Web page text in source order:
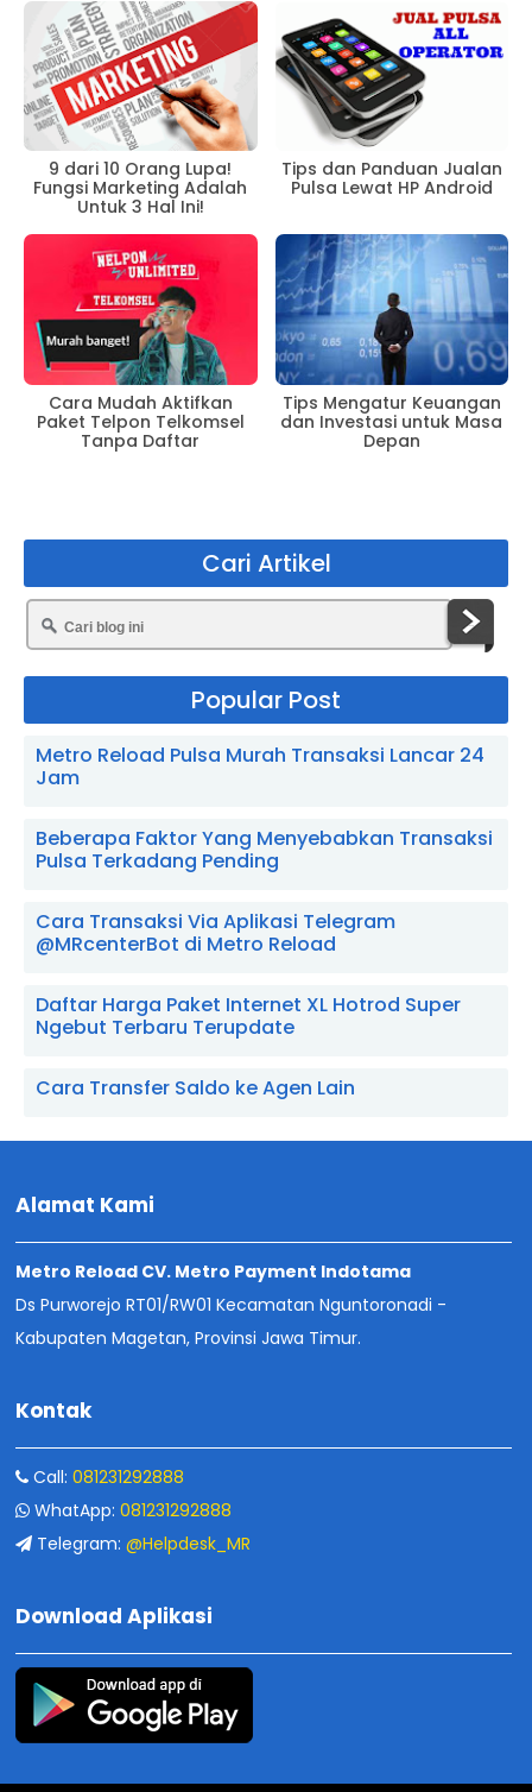
9 dari 10 Orang Lupa!
Fungsi Marketing Adalah
Untuk 3 Hal Ini!
Tips dan Panduan Jualan
Pulsa Lewat HP Android
Cara Mudah Aktifkan
Paket Telpon Telkomsel
Tanpa Daftar
Tips Mengatur Keuangan
dan Investasi untuk Masa
Depan
Cari Artikel
Popular Post
Metro Reload Pulsa Murah Transaksi Lancar 24
Jam
Beberapa Faktor Yang Menyebabkan Transaksi
Pulsa Terkadang Pending
Cara Transaksi Via Aplikasi Telegram
@MRcenterBot di Metro Reload
Daftar Harga Paket Internet XL Hotrod Super
Ngebut Terbaru Terupdate
Cara Transfer Saldo ke Agen Lain
Alamat Kami
Metro Reload CV. Metro Payment Indotama
Ds Purworejo RT01/RW01 Kecamatan Nguntoronadi -
Kabupaten Magetan, Provinsi Jawa Timur.
Kontak
Call: 081231292888
WhatApp: 081231292888
Telegram: @Helpdesk_MR
Download Aplikasi